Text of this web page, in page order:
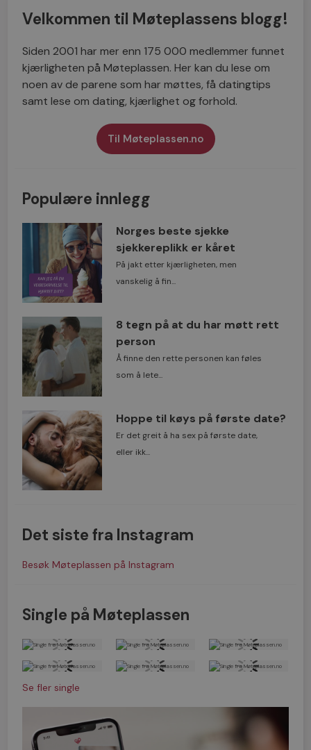
Velkommen til Møteplassens blogg!
Siden 2001 har mer enn 175 000 medlemmer funnet
kjærligheten på Møteplassen. Her kan du lese om
noen av de parene som har møttes, få datingtips
samt lese om dating, kjærlighet og forhold.
Til Møteplassen.no
Populære innlegg
Norges beste sjekke
sjekkereplikk er kåret
På jakt etter kjærligheten, men
vanskelig å fin...
8 tegn på at du har møtt rett
person
Å finne den rette personen kan føles
som å lete...
Hoppe til køys på første date?
Er det greit å ha sex på første date,
eller ikk...
Det siste fra Instagram
Besøk Møteplassen på Instagram
Single på Møteplassen
Se fler single